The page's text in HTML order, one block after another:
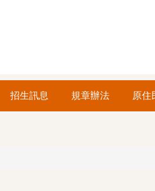
招生訊息 規章辦法 原住